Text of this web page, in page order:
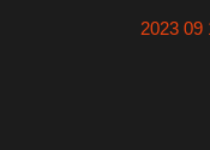
2023 09